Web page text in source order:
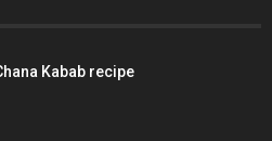
Kabab recipe